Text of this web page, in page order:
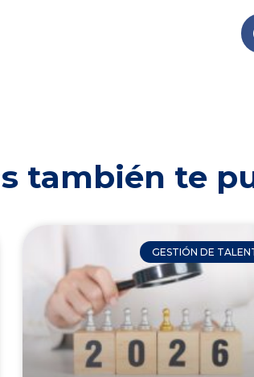
también te
GESTIÓN DE